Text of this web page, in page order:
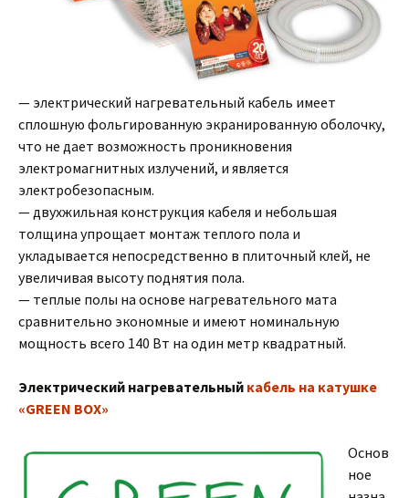
— электрический нагревательный кабель имеет
сплошную фольгированную экранированную оболочку,
что не дает возможность проникновения
электромагнитных излучений, и является
электробезопасным.
— двухжильная конструкция кабеля и небольшая
толщина упрощает монтаж теплого пола и
укладывается непосредственно в плиточный клей, не
увеличивая высоту поднятия пола.
— теплые полы на основе нагревательного мата
сравнительно экономные и имеют номинальную
мощность всего 140 Вт на один метр квадратный.
Электрический нагревательный кабель на катушке
«GREEN BOX»
Основ
ное